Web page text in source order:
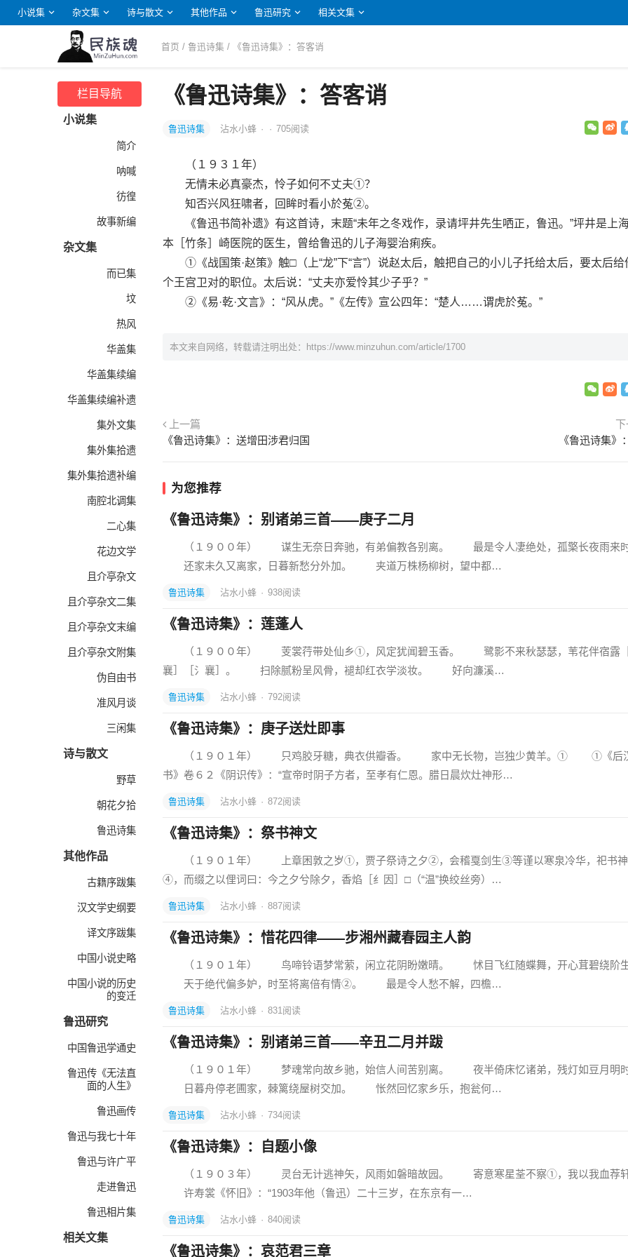
小说集 杂文集 诗与散文 其他作品 鲁迅研究 相关文集
首页 /鲁迅诗集 / 《鲁迅诗集》：答客诮
栏目导航
小说集
简介
呐喊
彷徨
故事新编
杂文集
而已集
坟
热风
华盖集
华盖集续编
华盖集续编补遗
集外文集
集外集拾遗
集外集拾遗补编
南腔北调集
二心集
花边文学
且介亭杂文
且介亭杂文二集
且介亭杂文末编
且介亭杂文附集
伪自由书
准风月谈
三闲集
诗与散文
野草
朝花夕拾
鲁迅诗集
其他作品
古籍序跋集
汉文学史纲要
译文序跋集
中国小说史略
中国小说的历史
的变迁
鲁迅研究
中国鲁迅学通史
鲁迅传《无法直
面的人生》
鲁迅画传
鲁迅与我七十年
鲁迅与许广平
走进鲁迅
鲁迅相片集
相关文集
《鲁迅诗集》：答客诮
鲁迅诗集 沾水小蜂 · · 705阅读
（１９３１年）
无情未必真豪杰，怜子如何不丈夫①？
知否兴风狂啸者，回眸时看小於菟②。
《鲁迅书简补遗》有这首诗，末题“未年之冬戏作，录请坪井先生哂正，鲁迅。”坪井是上
本［竹条］崎医院的医生，曾给鲁迅的儿子海婴治痢疾。
①《战国策·赵策》触□（上“龙”下“言”）说赵太后，触把自己的小儿子托给太后，要太后给
个王宫卫对的职位。太后说：“丈夫亦爱怜其少子乎？”
②《易·乾·文言》：“风从虎。”《左传》宣公四年：“楚人……谓虎於菟。”
本文来自网络，转载请注明出处： https://www.minzuhun.com/article/1700
上一篇
《鲁迅诗集》：送增田涉君归国
《鲁迅诗集》
为您推荐
《鲁迅诗集》：别诸弟三首——庚子二月
（１９００年） 谋生无奈日奔驰，有弟偏教各别离。 最是令人凄绝处，孤檠长夜雨来时
还家未久又离家，日暮新愁分外加。 夹道万株杨柳树，望中都…
鲁迅诗集 沾水小蜂 · 938阅读
《鲁迅诗集》：莲蓬人
（１９００年） 芰裳荇带处仙乡①，风定犹闻碧玉香。 鹭影不来秋瑟瑟，苇花伴宿露［
襄］［氵襄］。 扫除腻粉呈风骨，褪却红衣学淡妆。 好向濂溪…
鲁迅诗集 沾水小蜂 · 792阅读
《鲁迅诗集》：庚子送灶即事
（１９０１年） 只鸡胶牙糖，典衣供瓣香。 家中无长物，岂独少黄羊。① ①《后
书》卷６２《阴识传》：“宣帝时阴子方者，至孝有仁恩。腊日晨炊灶神形…
鲁迅诗集 沾水小蜂 · 872阅读
《鲁迅诗集》：祭书神文
（１９０１年） 上章困敦之岁①，贾子祭诗之夕②，会稽戛剑生③等谨以寒泉冷华，祀书神
④，而缀之以俚词曰：今之夕兮除夕，香焰［纟因］□（“温”换绞丝旁）…
鲁迅诗集 沾水小蜂 · 887阅读
《鲁迅诗集》：惜花四律——步湘州藏春园主人韵
（１９０１年） 鸟啼铃语梦常萦，闲立花阴盼嫩晴。 怵目飞红随蝶舞，开心茸碧绕阶生
天于绝代偏多妒，时至将离倍有情②。 最是令人愁不解，四檐…
鲁迅诗集 沾水小蜂 · 831阅读
《鲁迅诗集》：别诸弟三首——辛丑二月并跋
（１９０１年） 梦魂常向故乡驰，始信人间苦别离。 夜半倚床忆诸弟，残灯如豆月明时
日暮舟停老圃家，棘篱绕屋树交加。 怅然回忆家乡乐，抱瓮何…
鲁迅诗集 沾水小蜂 · 734阅读
《鲁迅诗集》：自题小像
（１９０３年） 灵台无计逃神矢，风雨如磐暗故园。 寄意寒星荃不察①，我以我血荐轩
许寿裳《怀旧》：“1903年他（鲁迅）二十三岁，在东京有一…
鲁迅诗集 沾水小蜂 · 840阅读
《鲁迅诗集》：哀范君三章